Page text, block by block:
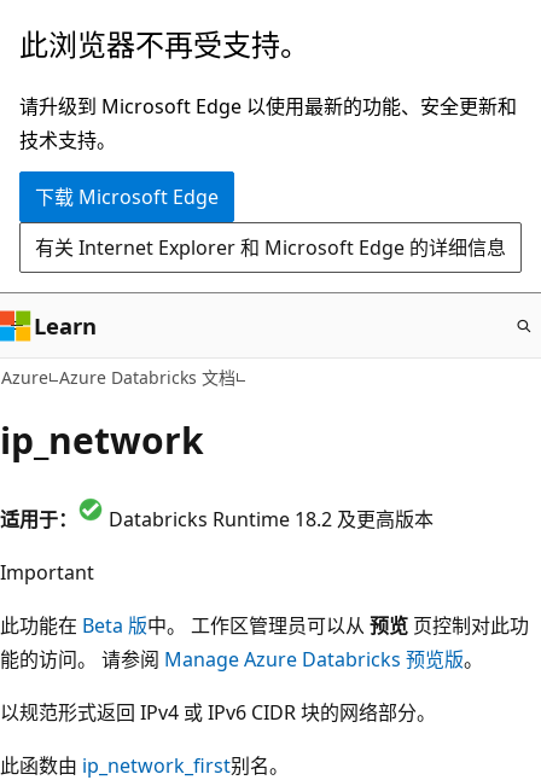
跳
主
要
内
此浏览器不再受支持。
请升级到 Microsoft Edge 以使用最新的功能、安全更新和
技术支持。
下载 Microsoft Edge
有关 Internet Explorer 和 Microsoft Edge 的详细信息
Learn
Azure Azure Databricks 文档
ip_network
适用于：
Databricks Runtime 18.2 及更高版本
Important
此功能在 Beta 版中。 工作区管理员可以从 预览 页控制对此功
能的访问。 请参阅 Manage Azure Databricks 预览版。
以规范形式返回 IPv4 或 IPv6 CIDR 块的网络部分。
此函数由 ip_network_first别名。